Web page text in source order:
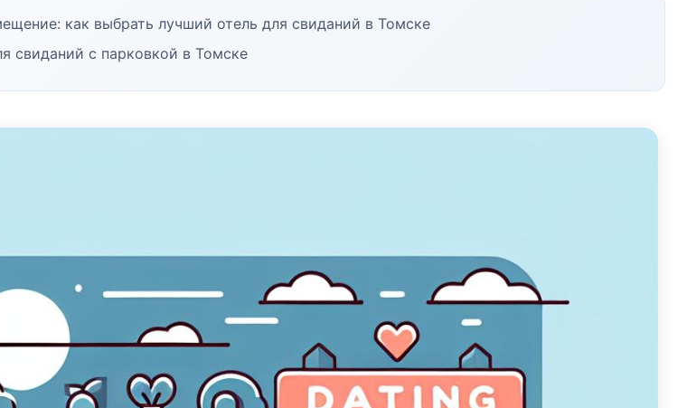
как выбрать лучший отель для свиданий в Томске
свиданий с парковкой в Томске